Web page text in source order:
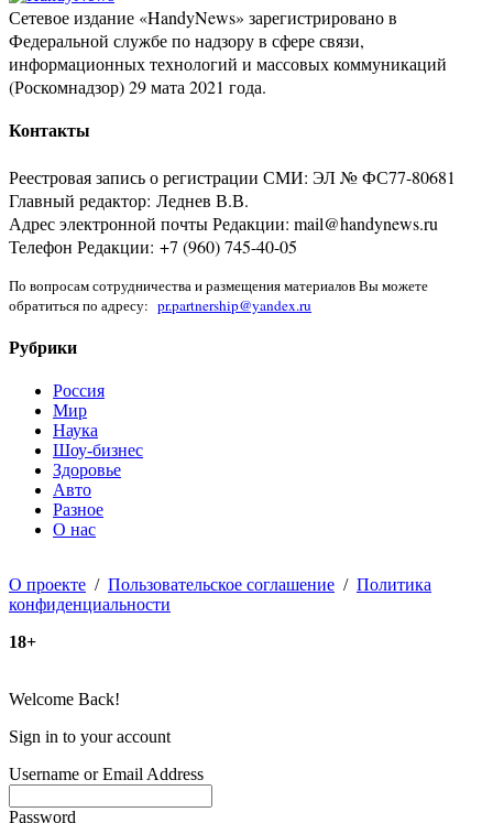
Сетевое издание «HandyNews» зарегистрировано в
Федеральной службе по надзору в сфере связи,
информационных технологий и массовых коммуникаций
(Роскомнадзор) 29 мата 2021 года.
Контакты
Реестровая запись о регистрации СМИ: ЭЛ № ФС77-80681
Главный редактор: Леднев В.В.
Адрес электронной почты Редакции: mail@handynews.ru
Телефон Редакции: +7 (960) 745-40-05
По вопросам сотрудничества и размещения материалов Вы можете
обратиться по адресу: pr.partnership@yandex.ru
Рубрики
Россия
Мир
Наука
Шоу-бизнес
Здоровье
Авто
Разное
О нас
О проекте / Пользовательское соглашение / Политика
конфиденциальности
18+
Welcome Back!
Sign in to your account
Username or Email Address
Password